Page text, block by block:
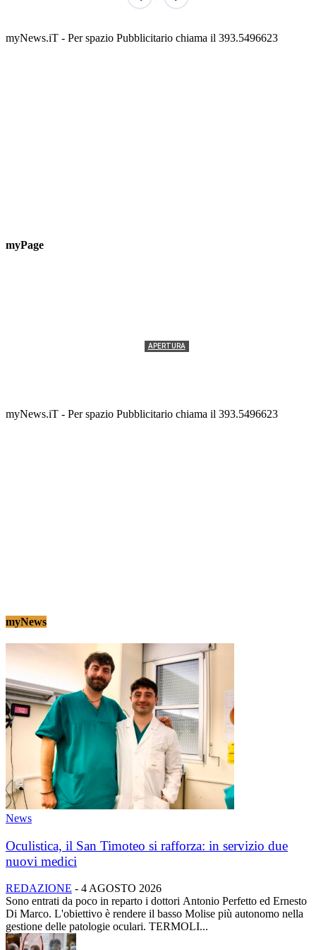
Classic Contest 3vs3 Memorial Michele
📅 6 Agosto 2026 · 09:00 · 📍 Lungomare C. Colombo
myNews.iT - Per spazio Pubblicitario chiama il 393.5496623
myPage
APERTURA
myNews.iT - Per spazio Pubblicitario chiama il 393.5496623
myNews
News
Oculistica, il San Timoteo si rafforza: in servizio due
nuovi medici
REDAZIONE - 4 AGOSTO 2026
Sono entrati da poco in reparto i dottori Antonio Perfetto ed Ernesto
Di Marco. L'obiettivo è rendere il basso Molise più autonomo nella
gestione delle patologie oculari. TERMOLI...